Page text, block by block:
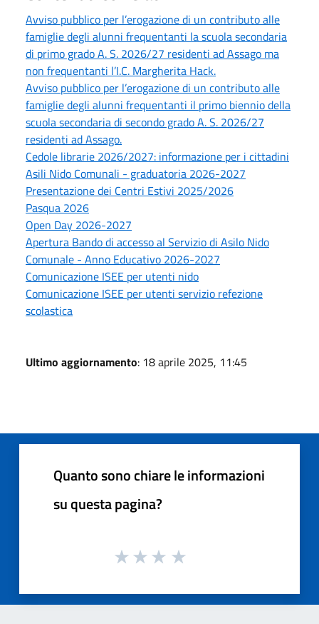
Avviso pubblico per l’erogazione di un contributo alle
famiglie degli alunni frequentanti la scuola secondaria
di primo grado A. S. 2026/27 residenti ad Assago ma
non frequentanti l’I.C. Margherita Hack.
Avviso pubblico per l’erogazione di un contributo alle
famiglie degli alunni frequentanti il primo biennio della
scuola secondaria di secondo grado A. S. 2026/27
residenti ad Assago.
Cedole librarie 2026/2027: informazione per i cittadini
Asili Nido Comunali - graduatoria 2026-2027
Presentazione dei Centri Estivi 2025/2026
Pasqua 2026
Open Day 2026-2027
Apertura Bando di accesso al Servizio di Asilo Nido
Comunale - Anno Educativo 2026-2027
Comunicazione ISEE per utenti nido
Comunicazione ISEE per utenti servizio refezione
scolastica
Ultimo aggiornamento: 18 aprile 2025, 11:45
Quanto sono chiare le informazioni
su questa pagina?